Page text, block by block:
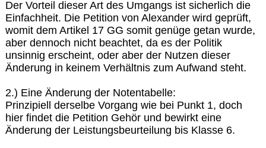
Der Vorteil dieser Art des Umgangs ist sicherlich die
Einfachheit. Die Petition von Alexander wird geprüft,
womit dem Artikel 17 GG somit genüge getan wurde,
aber dennoch nicht beachtet, da es der Politik
unsinnig erscheint, oder aber der Nutzen dieser
Änderung in keinem Verhältnis zum Aufwand steht.
2.) Eine Änderung der Notentabelle:
Prinzipiell derselbe Vorgang wie bei Punkt 1, doch
hier findet die Petition Gehör und bewirkt eine
Änderung der Leistungsbeurteilung bis Klasse 6.